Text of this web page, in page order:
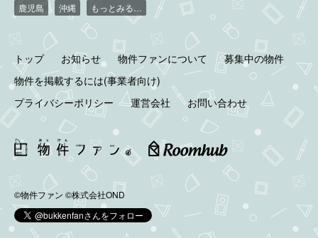
鹿児島
沖縄 もっとみる…
トップ お知らせ 物件ファンについて
募集中の物件
物件を掲載するには(事業者向け)
プライバシーポリシー
運営会社 お問い合わせ
©物件ファン ©株式会社OND